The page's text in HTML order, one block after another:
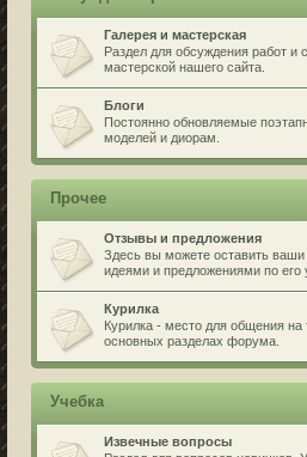
Галерея и мастерская
Раздел для обсуждения работ и
мастерской нашего сайта.
Блоги
Постоянно обновляемые
моделей и диорам.
Прочее
Отзывы и предложения
Здесь вы можете оставить
идеями и предложениями по его
Курилка
Курилка - место для общения
основных разделах форума.
Учебка
Извечные вопросы